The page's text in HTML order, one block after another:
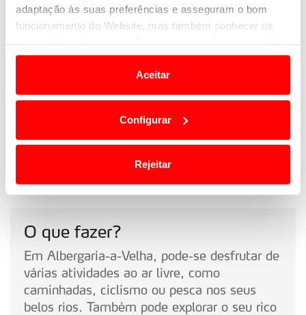
adaptação às suas preferências e asseguram o bom
funcionamento do Website, mas também conhecer os
e anúncios de modo a promover produtos e/ou serviços.
Em alguns casos, a utilização destas tecnologias
termos e a todo o tempo as suas preferências e limitando
o acesso a informações durante a navegação no
analisar dados de navegação no nosso website.
Adicionalmente partilhamos informação, relativa à sua
utilização do nosso site de publicidade e de análise, com
parceiros e organizações na UE e em países terceiros.
Aceitar
Configurar
Rejeitar
O que fazer?
Em Albergaria-a-Velha, pode-se desfrutar de
várias atividades ao ar livre, como
caminhadas, ciclismo ou pesca nos seus
belos rios. Também pode explorar o seu rico